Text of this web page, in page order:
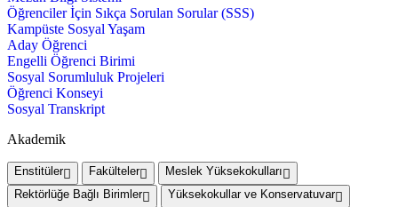
Öğrenciler İçin Sıkça Sorulan Sorular (SSS)
Kampüste Sosyal Yaşam
Aday Öğrenci
Engelli Öğrenci Birimi
Sosyal Sorumluluk Projeleri
Öğrenci Konseyi
Sosyal Transkript
Akademik
Enstitüler Fakülteler
Meslek Yüksekokulları
Rektörlüğe Bağlı Birimler
Yüksekokullar ve Konservatuvar